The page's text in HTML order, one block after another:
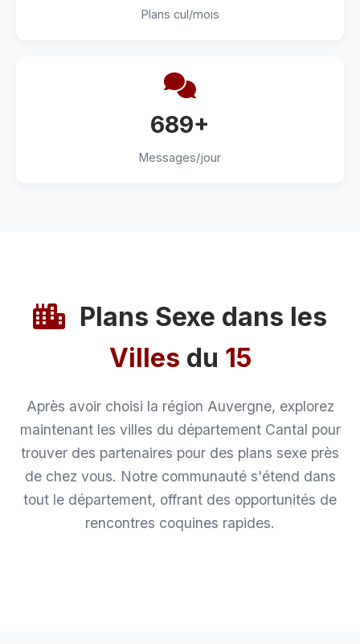
Plans cul/mois
689+
Messages/jour
Plans Sexe dans les
Villes du 15
Après avoir choisi la région Auvergne, explorez
maintenant les villes du département Cantal pour
trouver des partenaires pour des plans sexe près
de chez vous. Notre communauté s'étend dans
tout le département, offrant des opportunités de
rencontres coquines rapides.